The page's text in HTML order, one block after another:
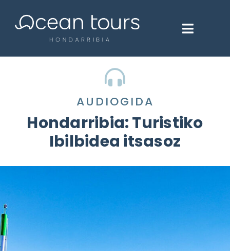
content
AUDIOGIDA
Hondarribia: Turistiko
Ibilbidea itsasoz